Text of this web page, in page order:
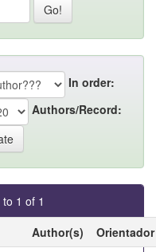
In order:
Authors/Record:
1 of 1
Author(s)
Orientador